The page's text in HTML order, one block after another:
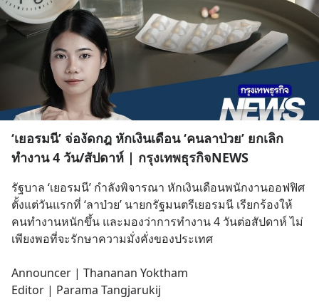
‘เยอรมนี’ จ่องัดกฎ หักเงินเดือน ‘คนลาป่วย’ ยกเลิก
ทำงาน 4 วัน/สัปดาห์ | กรุงเทพธุรกิจNEWS
รัฐบาล ‘เยอรมนี’ กำลังพิจารณา หักเงินเดือนพนักงานออฟฟิศ
ตั้งแต่วันแรกที่ ‘ลาป่วย’ นายกรัฐมนตรีเยอรมนี เรียกร้องให้
คนทำงานหนักขึ้น และมองว่าการทำงาน 4 วันต่อสัปดาห์ ไม่
เพียงพอที่จะรักษาความมั่งคั่งของประเทศ
Announcer | Thananan Yoktham
Editor | Parama Tangjarukij